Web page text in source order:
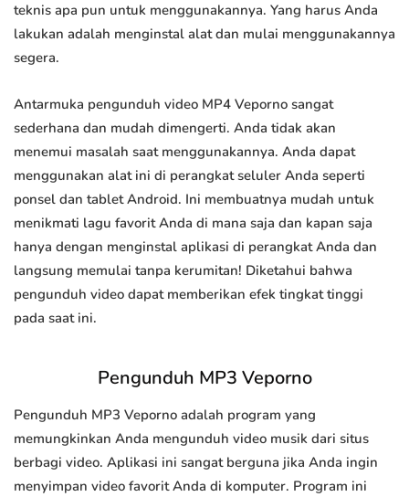
teknis apa pun untuk menggunakannya. Yang harus Anda
lakukan adalah menginstal alat dan mulai menggunakannya
segera.
Antarmuka pengunduh video MP4 Veporno sangat
sederhana dan mudah dimengerti. Anda tidak akan
menemui masalah saat menggunakannya. Anda dapat
menggunakan alat ini di perangkat seluler Anda seperti
ponsel dan tablet Android. Ini membuatnya mudah untuk
menikmati lagu favorit Anda di mana saja dan kapan saja
hanya dengan menginstal aplikasi di perangkat Anda dan
langsung memulai tanpa kerumitan! Diketahui bahwa
pengunduh video dapat memberikan efek tingkat tinggi
pada saat ini.
Pengunduh MP3 Veporno
Pengunduh MP3 Veporno adalah program yang
memungkinkan Anda mengunduh video musik dari situs
berbagi video. Aplikasi ini sangat berguna jika Anda ingin
menyimpan video favorit Anda di komputer. Program ini